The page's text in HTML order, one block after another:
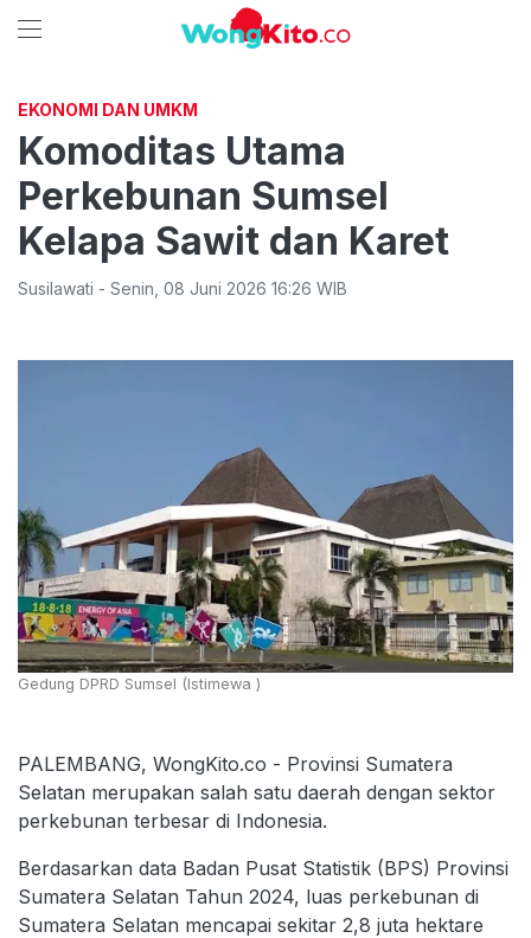
EKONOMI DAN UMKM
Komoditas Utama
Perkebunan Sumsel
Kelapa Sawit dan Karet
Susilawati - Senin 08 Juni 2026 16:26 WIB
Gedung DPRD Sumsel (Istimewa )
PALEMBANG, WongKito.co - Provinsi Sumatera
Selatan merupakan salah satu daerah dengan sektor
perkebunan terbesar di Indonesia.
Berdasarkan data Badan Pusat Statistik (BPS) Provinsi
Sumatera Selatan Tahun 2024, luas perkebunan di
Sumatera Selatan mencapai sekitar 2,8 juta hektare